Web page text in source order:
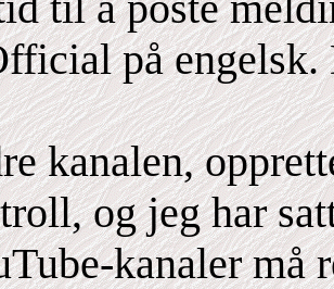
på engelsk.
kanalen,
og jeg har
kanaler må